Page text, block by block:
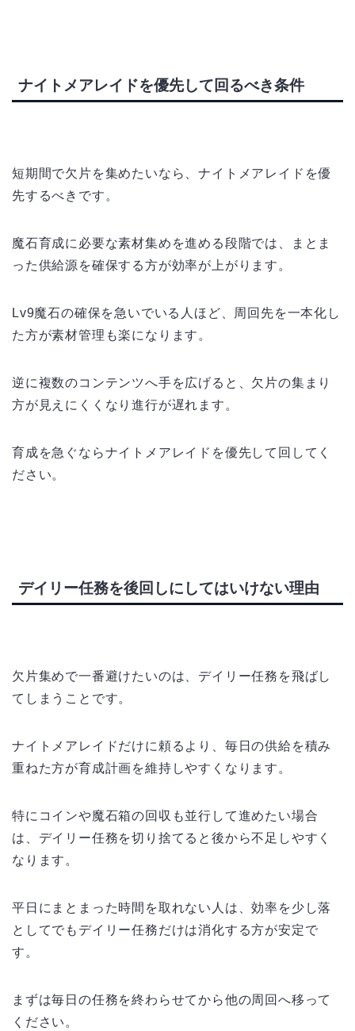
ナイトメアレイドを優先して回るべき条件
短期間で欠片を集めたいなら、ナイトメアレイドを優
先するべきです。
魔石育成に必要な素材集めを進める段階では、まとま
った供給源を確保する方が効率が上がります。
Lv9魔石の確保を急いでいる人ほど、周回先を一本化し
た方が素材管理も楽になります。
逆に複数のコンテンツへ手を広げると、欠片の集まり
方が見えにくくなり進行が遅れます。
育成を急ぐならナイトメアレイドを優先して回してく
ださい。
デイリー任務を後回しにしてはいけない理由
欠片集めで一番避けたいのは、デイリー任務を飛ばし
てしまうことです。
ナイトメアレイドだけに頼るより、毎日の供給を積み
重ねた方が育成計画を維持しやすくなります。
特にコインや魔石箱の回収も並行して進めたい場合
は、デイリー任務を切り捨てると後から不足しやすく
なります。
平日にまとまった時間を取れない人は、効率を少し落
としてでもデイリー任務だけは消化する方が安定で
す。
まずは毎日の任務を終わらせてから他の周回へ移って
ください。